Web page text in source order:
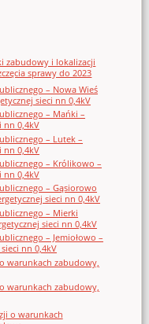
zabudowy i lokalizacji
sprawy do 2023
– Nowa Wieś
sieci nn 0,4kV
– Mańki –
nn 0,4kV
– Lutek –
nn 0,4kV
– Królikowo –
nn 0,4kV
– Gąsiorowo
sieci nn 0,4kV
– Mierki
sieci nn 0,4kV
– Jemiołowo –
nn 0,4kV
warunkach zabudowy,
warunkach zabudowy,
o warunkach